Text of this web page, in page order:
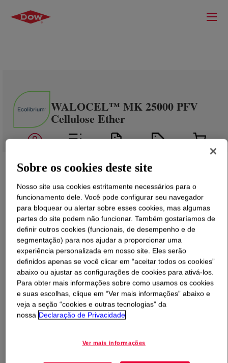
WALOCEL™ MK 25000 PFV
Cellulose Ether
O que éWALOCEL™ MK 25000 PFV Cellulose
Ether?
Sobre os cookies deste site
Nosso site usa cookies estritamente necessários para o
funcionamento dele. Você pode configurar seu navegador
para bloquear ou alertar sobre esses cookies, mas algumas
partes do site podem não funcionar. Também gostaríamos de
definir outros cookies (funcionais, de desempenho e de
segmentação) para nos ajudar a proporcionar uma
experiência personalizada em nosso site. Eles serão
definidos apenas se você clicar em “aceitar todos os cookies”
abaixo ou ajustar as configurações de cookies para ativá-los.
Para obter mais informações sobre como usamos os cookies
e suas escolhas, clique em “Ver mais informações” abaixo e
veja a seção “cookies e outras tecnologias” da
nossa Declaração de Privacidade
Ver mais informações